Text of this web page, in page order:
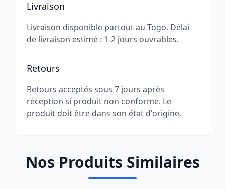
Livraison
Livraison disponible partout au Togo. Délai
de livraison estimé : 1-2 jours ouvrables.
Retours
Retours acceptés sous 7 jours après
réception si produit non conforme. Le
produit doit être dans son état d'origine.
Nos Produits Similaires